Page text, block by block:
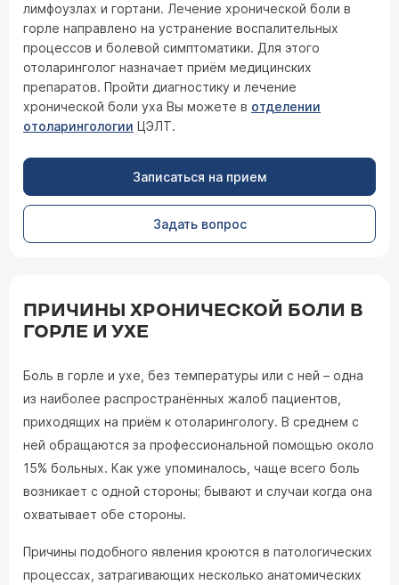
лимфоузлах и гортани. Лечение хронической боли в
горле направлено на устранение воспалительных
процессов и болевой симптоматики. Для этого
отоларинголог назначает приём медицинских
препаратов. Пройти диагностику и лечение
хронической боли уха Вы можете в отделении
отоларингологии ЦЭЛТ.
Записаться на прием
Задать вопрос
ПРИЧИНЫ ХРОНИЧЕСКОЙ БОЛИ В
ГОРЛЕ И УХЕ
Боль в горле и ухе, без температуры или с ней – одна
из наиболее распространённых жалоб пациентов,
приходящих на приём к отоларингологу. В среднем с
ней обращаются за профессиональной помощью около
15% больных. Как уже упоминалось, чаще всего боль
возникает с одной стороны; бывают и случаи когда она
охватывает обе стороны.
Причины подобного явления кроются в патологических
процессах, затрагивающих несколько анатомических